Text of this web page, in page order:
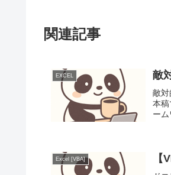
関連記事
EXCEL 敵
敵対
本
ー
Excel [VBA]